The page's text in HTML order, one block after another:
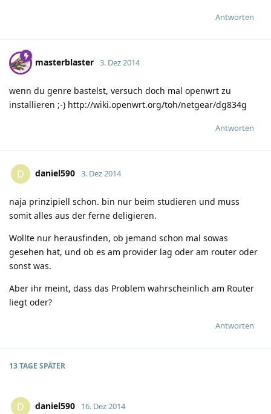
Antworten
masterblaster 3. Dez 2014
wenn du genre bastelst, versuch doch mal openwrt zu
installieren ;-) http://wiki.openwrt.org/toh/netgear/dg834g
Antworten
D daniel590 3. Dez 2014
naja prinzipiell schon. bin nur beim studieren und muss
somit alles aus der ferne deligieren.
Wollte nur herausfinden, ob jemand schon mal sowas
gesehen hat, und ob es am provider lag oder am router oder
sonst was.
Aber ihr meint, dass das Problem wahrscheinlich am Router
liegt oder?
Antworten
13 TAGE SPÄTER
D daniel590 16. Dez 2014